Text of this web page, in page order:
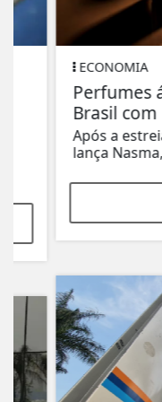
ECONOMIA
Perfumes
Brasil com
Após a estreia
lança Nasma,